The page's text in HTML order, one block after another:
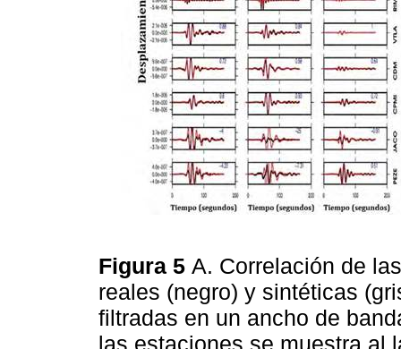
Figura 5 A. Correlación de
reales (negro) y sintéticas
filtradas en un ancho de
las estaciones se muestra al